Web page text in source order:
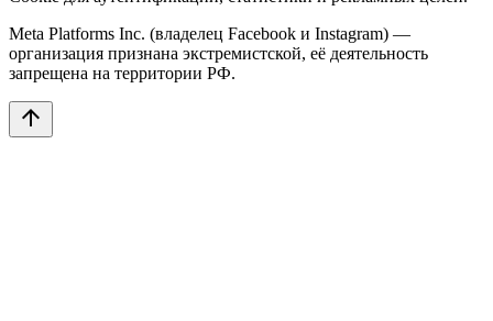
Meta Platforms Inc. (владелец Facebook и Instagram) —
организация признана экстремистской, её деятельность
запрещена на территории РФ.
arrow_upward